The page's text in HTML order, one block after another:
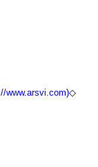
www.arsvi.com)◇